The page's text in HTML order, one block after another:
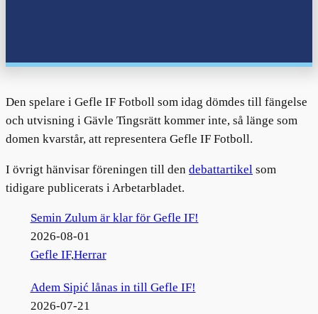
Den spelare i Gefle IF Fotboll som idag dömdes till fängelse
och utvisning i Gävle Tingsrätt kommer inte, så länge som
domen kvarstår, att representera Gefle IF Fotboll.
I övrigt hänvisar föreningen till den debattartikel som
tidigare publicerats i Arbetarbladet.
Semin Zulum är klar för Gefle IF!
2026-08-01
Gefle IF,Herrar
Adem Sipić lånas in till Gefle IF!
2026-07-21